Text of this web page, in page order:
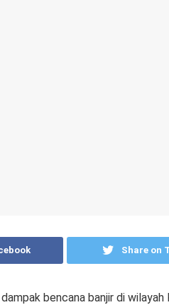
Share on
bencana banjir di wilayah